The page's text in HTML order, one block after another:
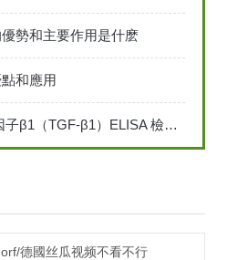
勢和主要作用是什麽
和應用
大鼠 轉移趨化生長因子β1（TGF-β1）ELISA 檢測試劑盒說明書
德國丝瓜视频不看不行